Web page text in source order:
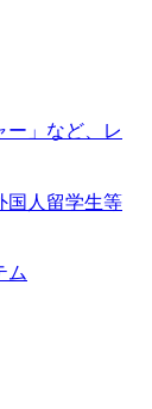
ー」など、レ
国人留学生等
ム